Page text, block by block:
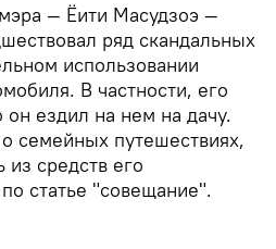
— Ёити Масудзоэ —
ряд скандальных
использовании
В частности, его
он ездил на нем на дачу.
семейных путешествиях,
из средств его
статье "совещание".